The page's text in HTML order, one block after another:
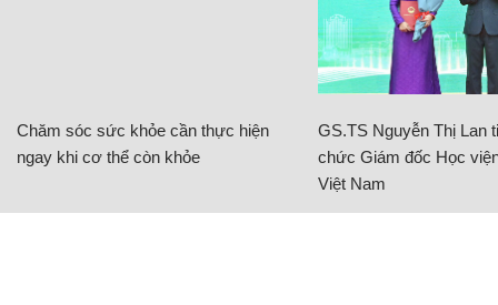
Chăm sóc sức khỏe cần thực hiện
ngay khi cơ thể còn khỏe
GS.TS Nguyễn Thị Lan
chức Giám đốc Học
Việt Nam